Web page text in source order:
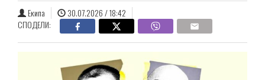
Екипа
30.07.2026 / 18:42
СПОДЕЛИ: